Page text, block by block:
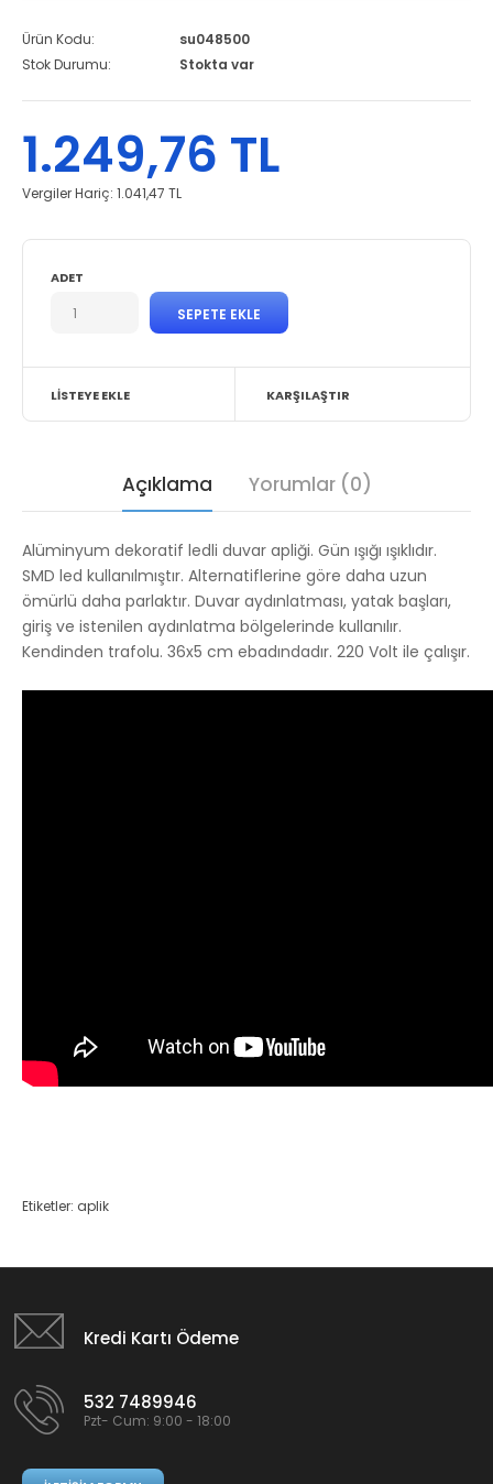
Ürün Kodu:
su048500
Stok Durumu:
Stokta var
1.249,76 TL
Vergiler Hariç: 1.041,47 TL
ADET
LISTEYE EKLE KARŞILAŞTIR
Açıklama Yorumlar (0)
Alüminyum dekoratif ledli duvar apliği. Gün ışığı ışıklıdır.
SMD led kullanılmıştır. Alternatiflerine göre daha uzun
ömürlü daha parlaktır. Duvar aydınlatması, yatak başları,
giriş ve istenilen aydınlatma bölgelerinde kullanılır.
Kendinden trafolu. 36x5 cm ebadındadır. 220 Volt ile çalışır.
Etiketler: aplik
Kredi Kartı Ödeme
532 7489946
Pzt- Cum: 9:00 - 18:00